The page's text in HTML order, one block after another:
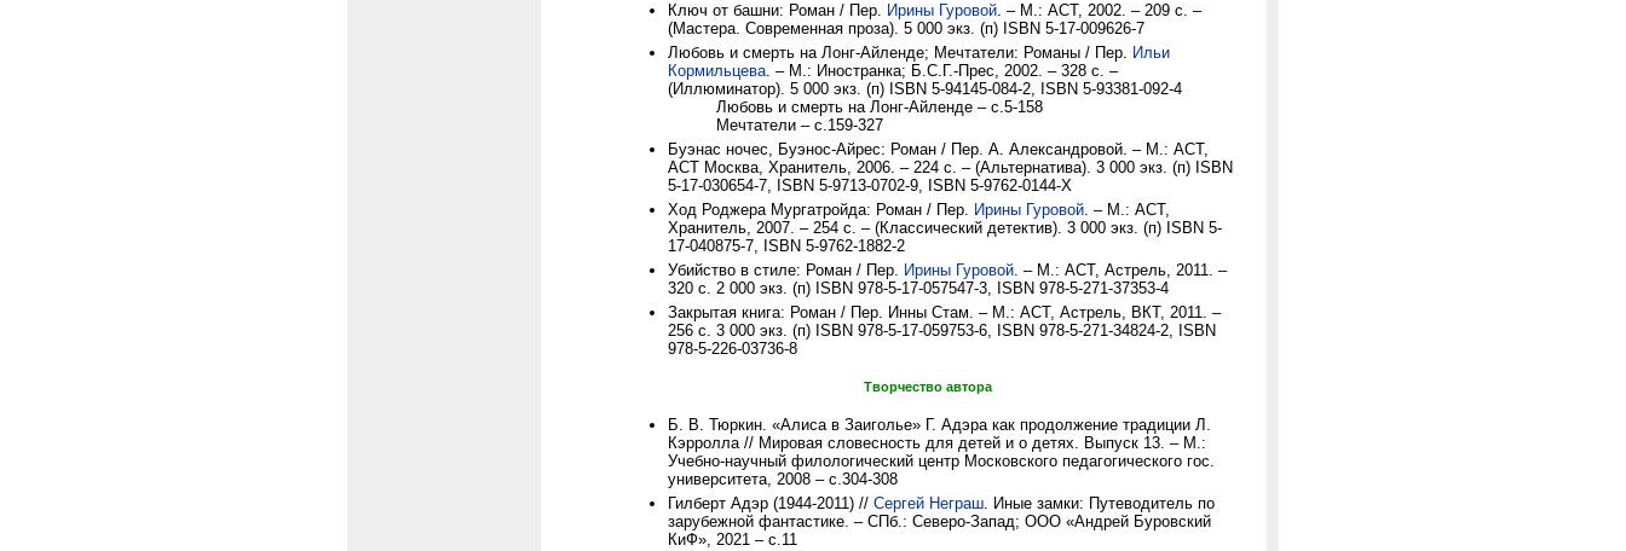
Ключ от башни: Роман / Пер. Ирины Гуровой. – М.: АСТ, 2002. – 209 с. –
(Мастера. Современная проза). 5 000 экз. (п) ISBN 5-17-009626-7
Любовь и смерть на Лонг-Айленде; Мечтатели: Романы / Пер. Ильи
Кормильцева. – М.: Иностранка; Б.С.Г.-Прес, 2002. – 328 с. –
(Иллюминатор). 5 000 экз. (п) ISBN 5-94145-084-2, ISBN 5-93381-092-4
Любовь и смерть на Лонг-Айленде – с.5-158
Мечтатели – с.159-327
Буэнас ночес, Буэнос-Айрес: Роман / Пер. А. Александровой. – М.: АСТ,
АСТ Москва, Хранитель, 2006. – 224 с. – (Альтернатива). 3 000 экз. (п) ISBN
5-17-030654-7, ISBN 5-9713-0702-9, ISBN 5-9762-0144-Х
Ход Роджера Мургатройда: Роман / Пер. Ирины Гуровой. – М.: АСТ,
Хранитель, 2007. – 254 с. – (Классический детектив). 3 000 экз. (п) ISBN 5-
17-040875-7, ISBN 5-9762-1882-2
Убийство в стиле: Роман / Пер. Ирины Гуровой. – М.: АСТ, Астрель, 2011. –
320 с. 2 000 экз. (п) ISBN 978-5-17-057547-3, ISBN 978-5-271-37353-4
Закрытая книга: Роман / Пер. Инны Стам. – М.: АСТ, Астрель, ВКТ, 2011. –
256 с. 3 000 экз. (п) ISBN 978-5-17-059753-6, ISBN 978-5-271-34824-2, ISBN
978-5-226-03736-8
Творчество автора
Б. В. Тюркин. «Алиса в Заиголье» Г. Адэра как продолжение традиции Л.
Кэрролла // Мировая словесность для детей и о детях. Выпуск 13. – М.:
Учебно-научный филологический центр Московского педагогического гос.
университета, 2008 – с.304-308
Гилберт Адэр (1944-2011) // Сергей Неграш. Иные замки: Путеводитель по
зарубежной фантастике. – СПб.: Северо-Запад; ООО «Андрей Буровский
КиФ», 2021 – с.11